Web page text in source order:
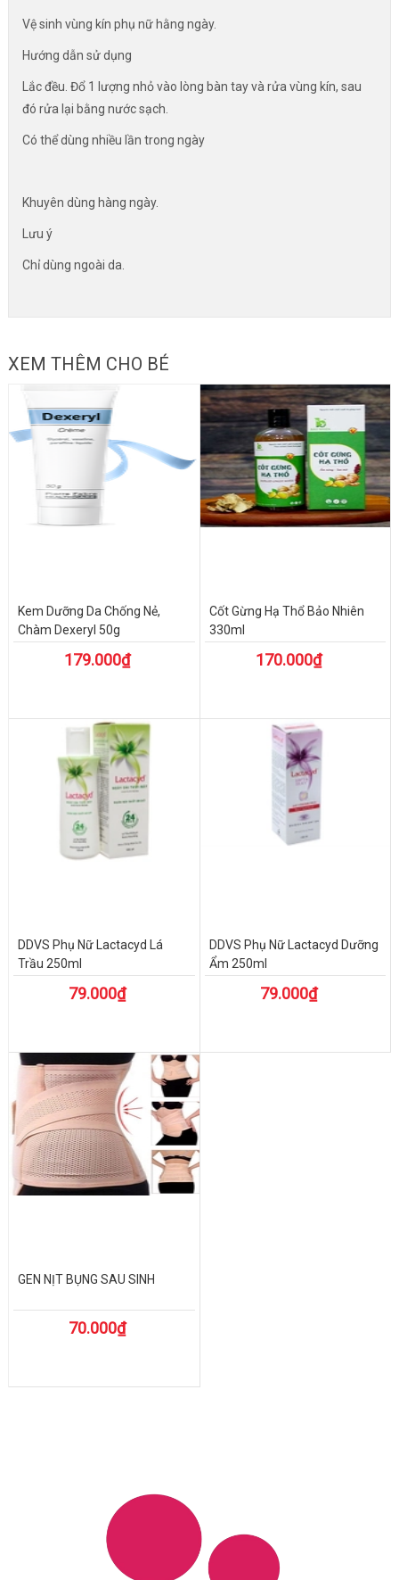
Vệ sinh vùng kín phụ nữ hằng ngày.
Hướng dẫn sử dụng
Lắc đều. Đổ 1 lượng nhỏ vào lòng bàn tay và rửa vùng kín, sau
đó rửa lại bằng nước sạch.
Có thể dùng nhiều lần trong ngày
Khuyên dùng hàng ngày.
Lưu ý
Chỉ dùng ngoài da.
XEM THÊM CHO BÉ
Kem Dưỡng Da Chống Nẻ,
Chàm Dexeryl 50g
179.000₫
Cốt Gừng Hạ Thổ Bảo Nhiên
330ml
170.000₫
DDVS Phụ Nữ Lactacyd Lá
Trầu 250ml
79.000₫
DDVS Phụ Nữ Lactacyd Dưỡng
Ẩm 250ml
79.000₫
GEN NỊT BỤNG SAU SINH
70.000₫